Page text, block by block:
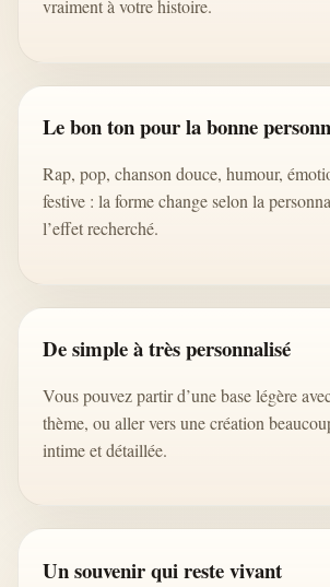
vraiment à votre histoire.
Le bon ton pour la bonne
Rap, pop, chanson douce, humour,
festive : la forme change selon la
l’effet recherché.
De simple à très personnalisé
Vous pouvez partir d’une base légère
thème, ou aller vers une création
intime et détaillée.
Un souvenir qui reste vivant